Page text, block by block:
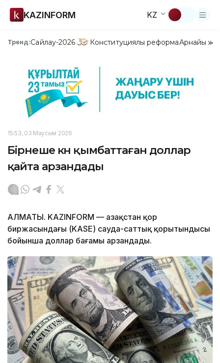
KAZINFORM KZ
Тренд:Сайлау-2026 Конституциялық реформаАрнайы
15:53, 03 Маусым 2026
Бірнеше күн қымбаттаған доллар
қайта арзандады
АЛМАТЫ. KAZINFORM — Қазақстан қор
биржасындағы (KASE) сауда-саттық қорытындысы
бойынша доллар бағамы арзандады.